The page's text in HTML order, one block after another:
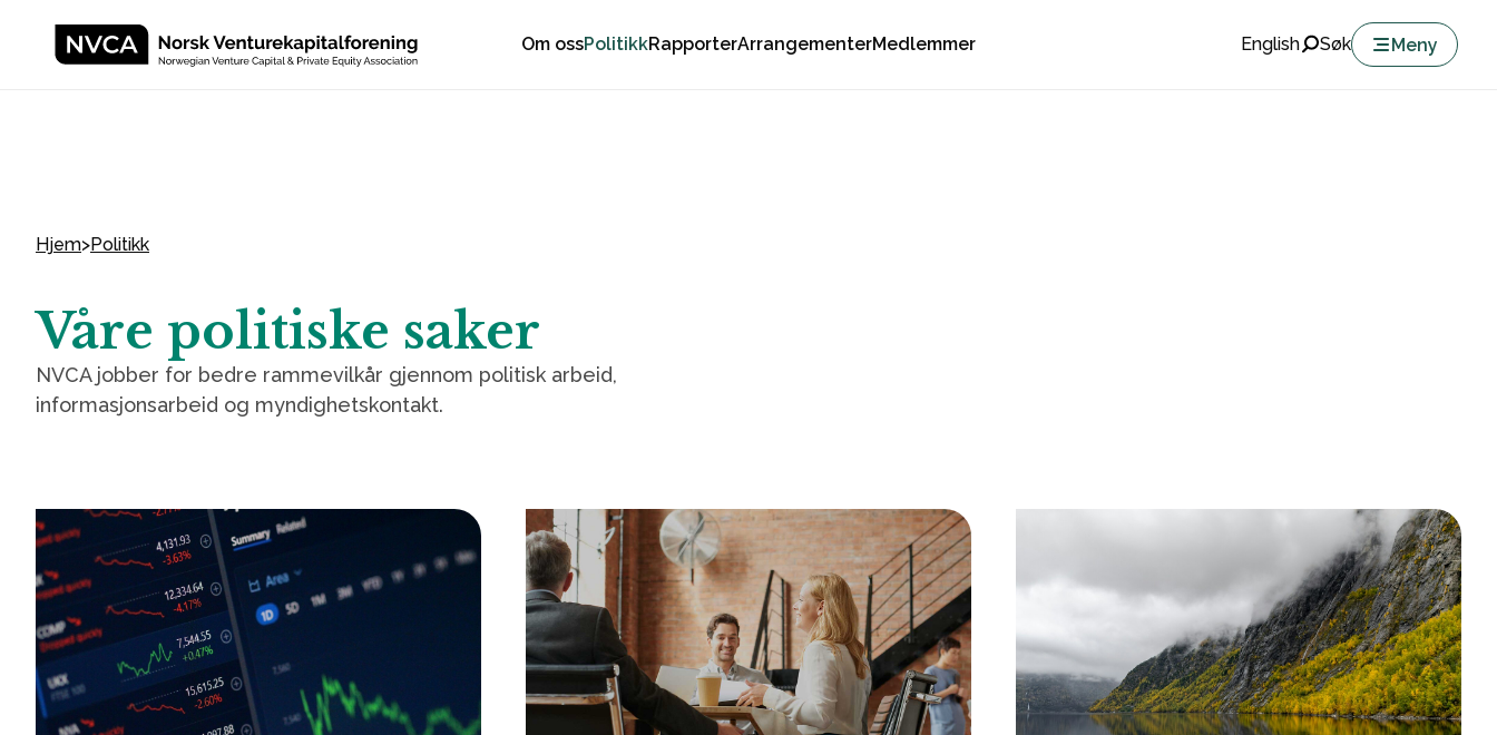
Om ossPolitikkRapporterArrangementerMedlemmer English Søk Meny
Hjem>Politikk
Våre politiske saker
NVCA jobber for bedre rammevilkår gjennom politisk arbeid,
informasjonsarbeid og myndighetskontakt.